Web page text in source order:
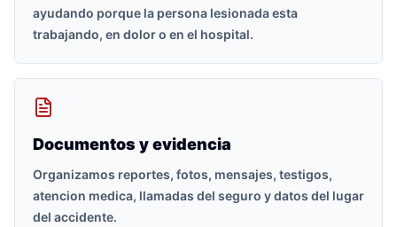
ayudando porque la persona lesionada esta
trabajando, en dolor o en el hospital.
Documentos y evidencia
Organizamos reportes, fotos, mensajes, testigos,
atencion medica, llamadas del seguro y datos del lugar
del accidente.